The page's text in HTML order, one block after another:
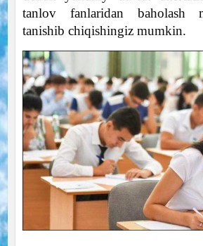
tanlov fanlaridan baholash
tanishib chiqishingiz mumkin.